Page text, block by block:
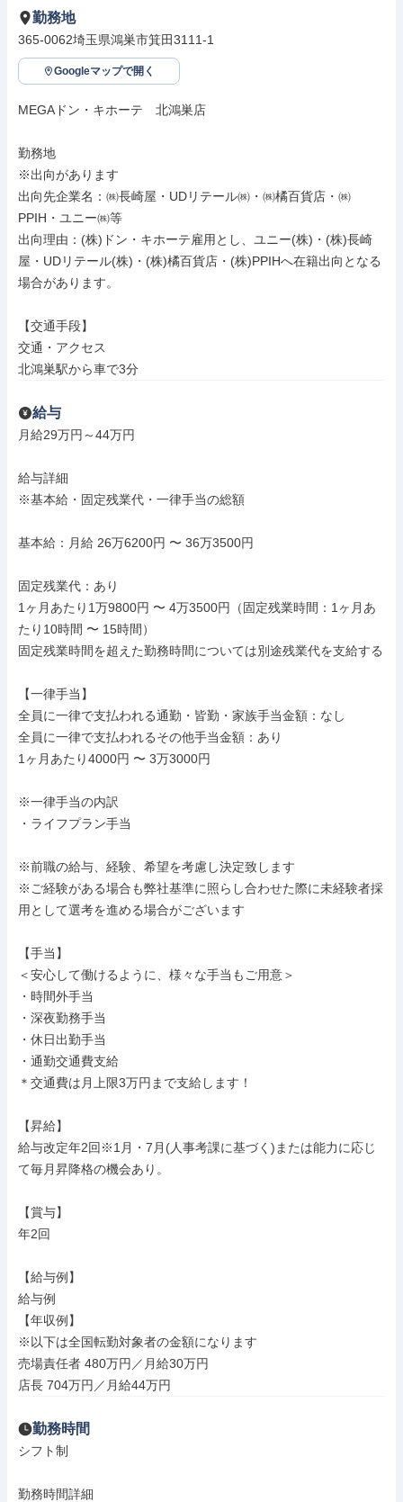
勤務地
365-0062埼玉県鴻巣市箕田3111-1
Googleマップで開く
MEGAドン・キホーテ　北鴻巣店
勤務地
※出向があります
出向先企業名：㈱長崎屋・UDリテール㈱・㈱橘百貨店・㈱
PPIH・ユニー㈱等
出向理由：(株)ドン・キホーテ雇用とし、ユニー(株)・(株)長崎
屋・UDリテール(株)・(株)橘百貨店・(株)PPIHへ在籍出向となる
場合があります。
【交通手段】
交通・アクセス
北鴻巣駅から車で3分
給与
月給29万円～44万円
給与詳細
※基本給・固定残業代・一律手当の総額
基本給：月給 26万6200円 〜 36万3500円
固定残業代：あり
1ヶ月あたり1万9800円 〜 4万3500円（固定残業時間：1ヶ月あ
たり10時間 〜 15時間）
固定残業時間を超えた勤務時間については別途残業代を支給する
【一律手当】
全員に一律で支払われる通勤・皆勤・家族手当金額：なし
全員に一律で支払われるその他手当金額：あり
1ヶ月あたり4000円 〜 3万3000円
※一律手当の内訳
・ライフプラン手当
※前職の給与、経験、希望を考慮し決定致します
※ご経験がある場合も弊社基準に照らし合わせた際に未経験者採
用として選考を進める場合がございます
【手当】
＜安心して働けるように、様々な手当もご用意＞
・時間外手当
・深夜勤務手当
・休日出勤手当
・通勤交通費支給
＊交通費は月上限3万円まで支給します！
【昇給】
給与改定年2回※1月・7月(人事考課に基づく)または能力に応じ
て毎月昇降格の機会あり。
【賞与】
年2回
【給与例】
給与例
【年収例】
※以下は全国転勤対象者の金額になります
売場責任者 480万円／月給30万円
店長 704万円／月給44万円
勤務時間
シフト制
勤務時間詳細